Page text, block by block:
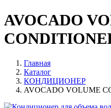
AVOCADO
Главная
Каталог
КОНДИЦИОНЕР
AVOCADO VOLUME